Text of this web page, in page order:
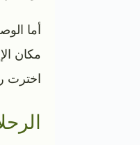
أما
مكان
اخترت